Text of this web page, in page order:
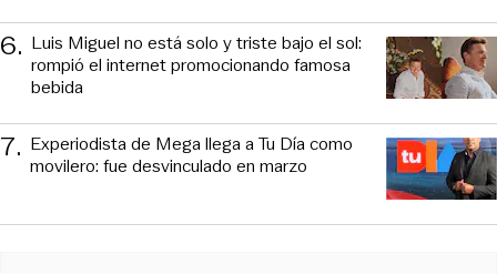
6. Luis Miguel no está solo y triste bajo el sol:
rompió el internet promocionando famosa
bebida
7. Experiodista de Mega llega a Tu Día como
movilero: fue desvinculado en marzo